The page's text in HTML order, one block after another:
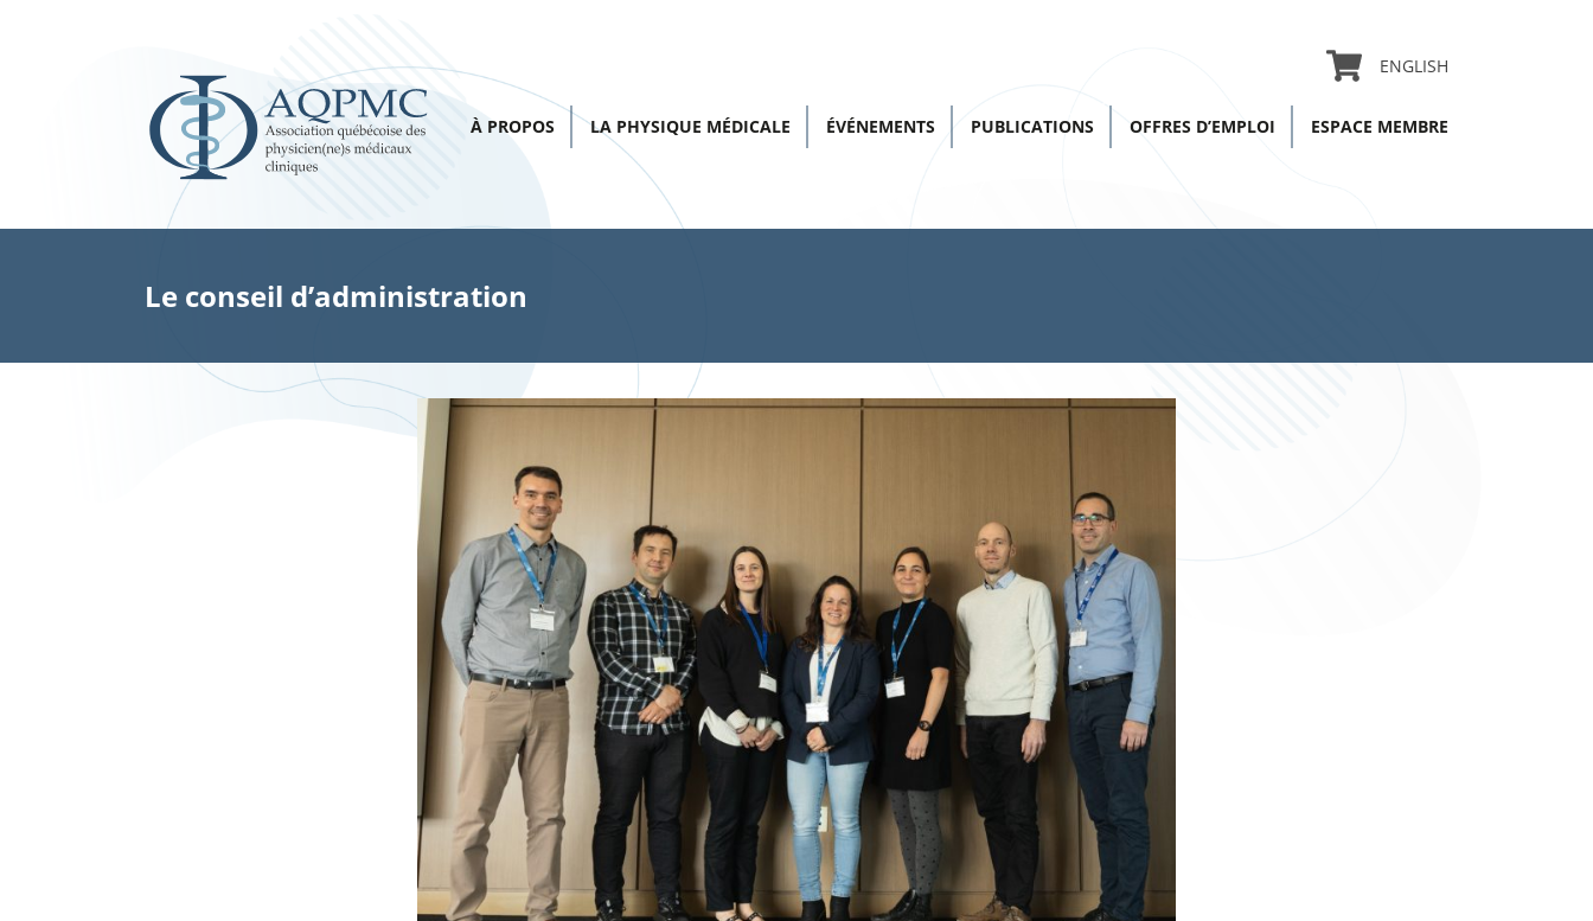
ENGLISH
À PROPOS LA PHYSIQUE MÉDICALE ÉVÉNEMENTS PUBLICATIONS OFFRES D’EMPLOI ESPACE MEMBRE
Le conseil d’administration